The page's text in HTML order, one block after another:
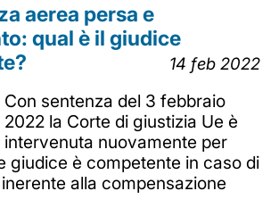
aerea persa e
qual è il giudice
14 feb 2022
Con sentenza del 3 febbraio
2022 la Corte di giustizia Ue è
intervenuta nuovamente per
giudice è competente in caso di
alla compensazione